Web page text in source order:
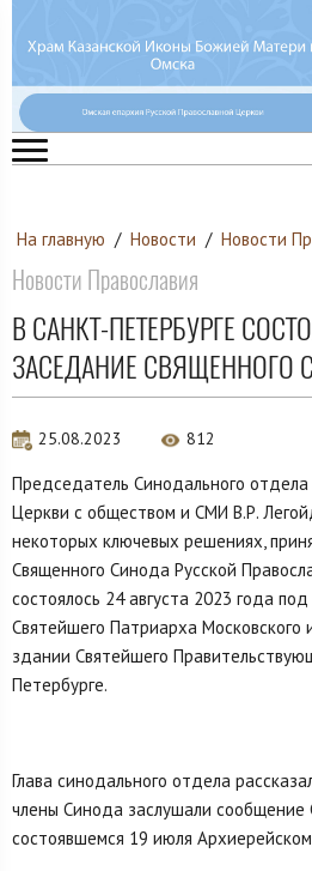
На главную / Новости / Новости
Новости Православия
В САНКТ-ПЕТЕРБУРГЕ
ЗАСЕДАНИЕ СВЯЩЕННОГО
25.08.2023 812
Председатель Синодального
Церкви с обществом и СМИ В.Р.
некоторых ключевых решениях,
Священного Синода Русской
состоялось 24 августа 2023 года
Святейшего Патриарха Московского
здании Святейшего
Петербурге.
Глава синодального отдела
члены Синода заслушали сообщение
состоявшемся 19 июля